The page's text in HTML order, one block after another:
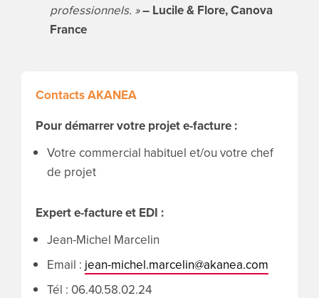
professionnels. »– Lucile & Flore, Canova
France
Contacts AKANEA
Pour démarrer votre projet e-facture :
Votre commercial habituel et/ou votre chef
de projet
Expert e-facture et EDI :
Jean-Michel Marcelin
Email : jean-michel.marcelin@akanea.com
Tél : 06.40.58.02.24